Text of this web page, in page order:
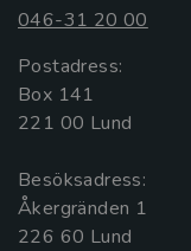
046-31 20 00
Postadress:
Box 141
221 00 Lund
Besöksadress:
Åkergränden 1